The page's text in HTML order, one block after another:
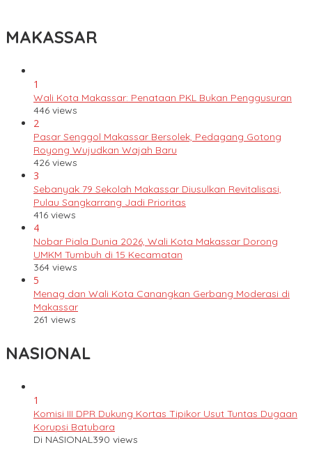
MAKASSAR
1
Wali Kota Makassar: Penataan PKL Bukan Penggusuran
446 views
2
Pasar Senggol Makassar Bersolek, Pedagang Gotong
Royong Wujudkan Wajah Baru
426 views
3
Sebanyak 79 Sekolah Makassar Diusulkan Revitalisasi,
Pulau Sangkarrang Jadi Prioritas
416 views
4
Nobar Piala Dunia 2026, Wali Kota Makassar Dorong
UMKM Tumbuh di 15 Kecamatan
364 views
5
Menag dan Wali Kota Canangkan Gerbang Moderasi di
Makassar
261 views
NASIONAL
1
Komisi III DPR Dukung Kortas Tipikor Usut Tuntas Dugaan
Korupsi Batubara
Di NASIONAL390 views